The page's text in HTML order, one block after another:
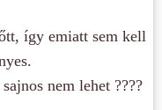
így emiatt sem kell
nem lehet ????